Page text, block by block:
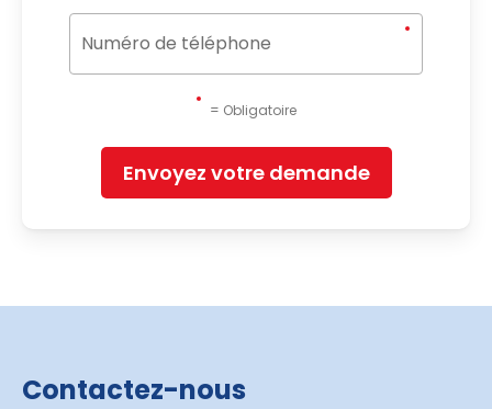
= Obligatoire
Envoyez votre demande
Contactez-nous